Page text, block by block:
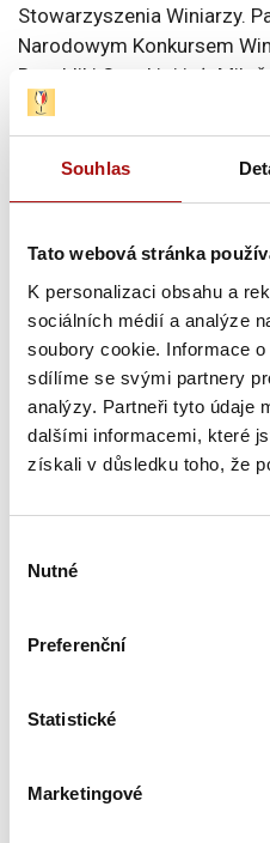
Souhlas
Tato webová stránka
K personalizaci obsahu a
sociálních médií a analýze
soubory cookie. Informace
sdílíme se svými partnery
analýzy. Partneři tyto údaje
dalšími informacemi, které
získali v důsledku toho, že
souhlasu
Nutné
Preferenční
Statistické
Marketingové
Stowarzyszenia Winiarzy.
Narodowym Konkursem
Republiki Czeskiej inż.
południowomorawskiego
były minister rolnictwa
Fotografie do